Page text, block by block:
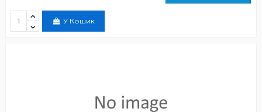
У Кошик